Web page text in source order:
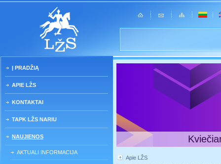
Į PRADŽIĄ
APIE LŽS
KONTAKTAI
TAPK LŽS NARIU
NAUJIENOS
AKTUALI INFORMACIJA
Apie LŽS